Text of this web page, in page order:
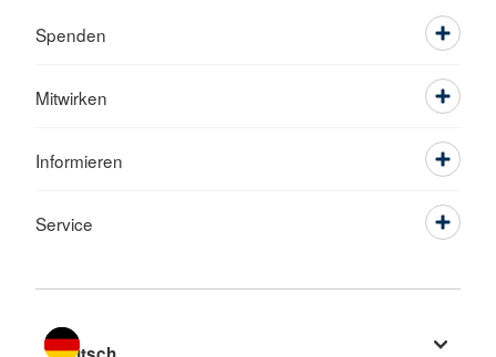
Spenden
Mitwirken
Informieren
Service
Sprache wechseln zu